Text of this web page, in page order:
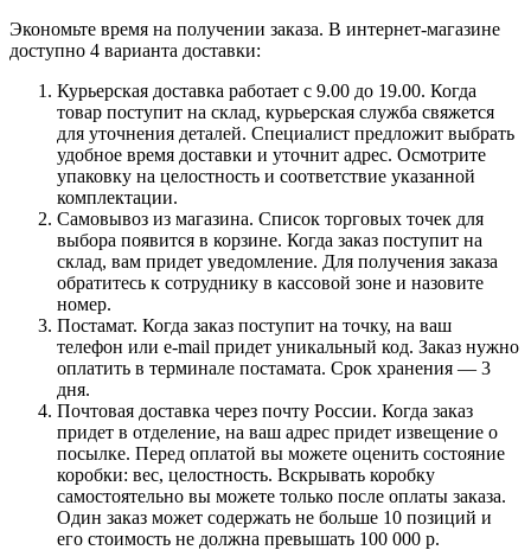
Экономьте время на получении заказа. В интернет-магазине
доступно 4 варианта доставки:
Курьерская доставка работает с 9.00 до 19.00. Когда
товар поступит на склад, курьерская служба свяжется
для уточнения деталей. Специалист предложит выбрать
удобное время доставки и уточнит адрес. Осмотрите
упаковку на целостность и соответствие указанной
комплектации.
Самовывоз из магазина. Список торговых точек для
выбора появится в корзине. Когда заказ поступит на
склад, вам придет уведомление. Для получения заказа
обратитесь к сотруднику в кассовой зоне и назовите
номер.
Постамат. Когда заказ поступит на точку, на ваш
телефон или e-mail придет уникальный код. Заказ нужно
оплатить в терминале постамата. Срок хранения — 3
дня.
Почтовая доставка через почту России. Когда заказ
придет в отделение, на ваш адрес придет извещение о
посылке. Перед оплатой вы можете оценить состояние
коробки: вес, целостность. Вскрывать коробку
самостоятельно вы можете только после оплаты заказа.
Один заказ может содержать не больше 10 позиций и
его стоимость не должна превышать 100 000 р.